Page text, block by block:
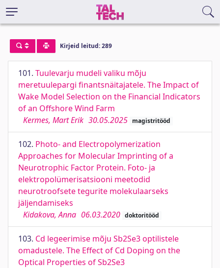
Kirjeid leitud: 289
101. Tuulevarju mudeli valiku mõju
meretuulepargi finantsnäitajatele. The Impact of
Wake Model Selection on the Financial Indicators
of an Offshore Wind Farm
Kermes, Mart Erik 30.05.2025 magistritööd
102. Photo- and Electropolymerization
Approaches for Molecular Imprinting of a
Neurotrophic Factor Protein. Foto- ja
elektropolümerisatsiooni meetodid
neurotroofsete tegurite molekulaarseks
jäljendamiseks
Kidakova, Anna 06.03.2020 doktoritööd
103. Cd legeerimise mõju Sb2Se3 optilistele
omadustele. The Effect of Cd Doping on the
Optical Properties of Sb2Se3